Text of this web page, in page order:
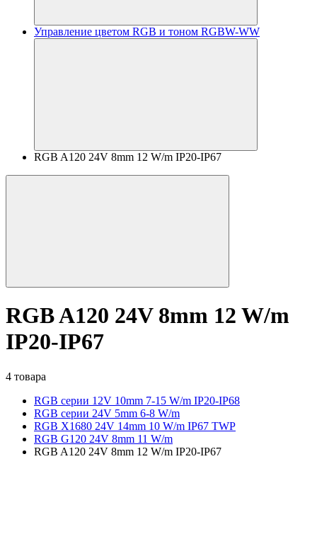
Управление цветом RGB и тоном RGBW-WW
RGB A120 24V 8mm 12 W/m IP20-IP67
RGB A120 24V 8mm 12 W/m
IP20-IP67
4 товара
RGB серии 12V 10mm 7-15 W/m IP20-IP68
RGB серии 24V 5mm 6-8 W/m
RGB X1680 24V 14mm 10 W/m IP67 TWP
RGB G120 24V 8mm 11 W/m
RGB A120 24V 8mm 12 W/m IP20-IP67